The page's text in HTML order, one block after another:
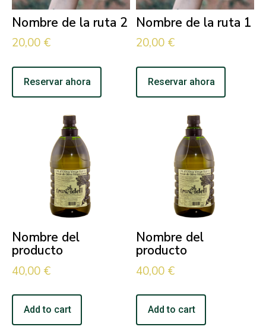
Nombre de la ruta 2
20,00 €
Reservar ahora
Nombre de la ruta 1
20,00 €
Reservar ahora
Nombre del
producto
40,00 €
Add to cart
Nombre del
producto
40,00 €
Add to cart